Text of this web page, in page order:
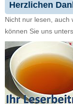
Herzlichen
Nicht nur lesen, auch
können Sie uns